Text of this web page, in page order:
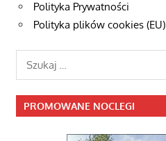
Polityka Prywatności
Polityka plików cookies (EU)
PROMOWANE NOCLEGI